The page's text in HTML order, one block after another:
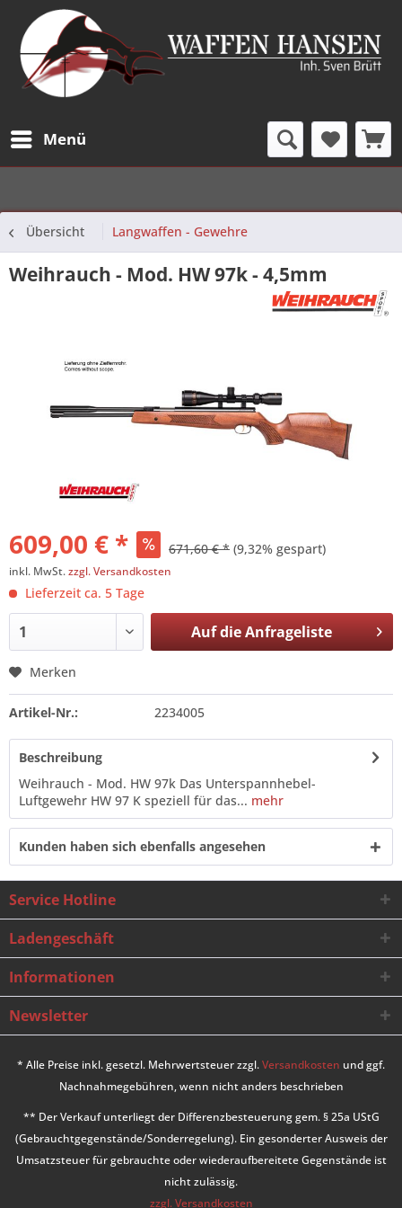
Menü
Übersicht Langwaffen - Gewehre
Weihrauch - Mod. HW 97k - 4,5mm
609,00 € * 671,60 € * (9,32% gespart)
inkl. MwSt.zzgl. Versandkosten
Lieferzeit ca. 5 Tage
Auf dieAnfrageliste
Merken
Artikel-Nr.: 2234005
Beschreibung
Weihrauch - Mod. HW 97k Das Unterspannhebel-
Luftgewehr HW 97 K speziell für das... mehr
Kunden haben sich ebenfalls angesehen
Service Hotline
Ladengeschäft
Informationen
Newsletter
* Alle Preise inkl. gesetzl. Mehrwertsteuer zzgl.Versandkosten und ggf.
Nachnahmegebühren, wenn nicht anders beschrieben
** Der Verkauf unterliegt der Differenzbesteuerung gem. § 25a UStG
(Gebrauchtgegenstände/Sonderregelung). Ein gesonderter Ausweis der
Umsatzsteuer für gebrauchte oder wiederaufbereitete Gegenstände ist
nicht zulässig.
zzgl. Versandkosten